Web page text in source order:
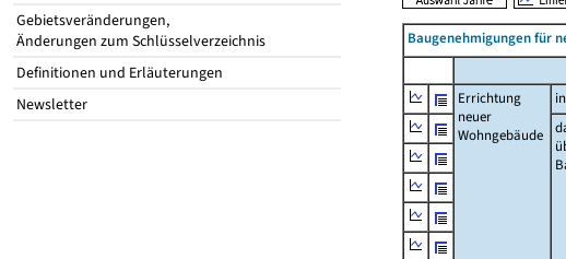
Gebietsveränderungen,
Änderungen zum Schlüsselverzeichnis
Definitionen und Erläuterungen
Newsletter
Baugenehmigungen für
Errichtung
neuer
Wohngebäude